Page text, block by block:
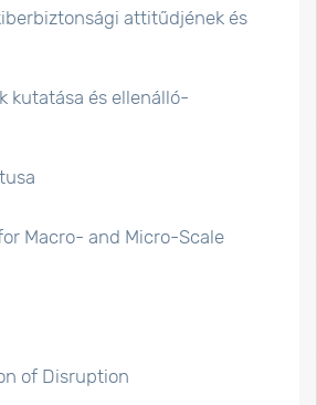
attitűdjének és
kutatása és ellenálló-
Macro- and Micro-Scale
of Disruption